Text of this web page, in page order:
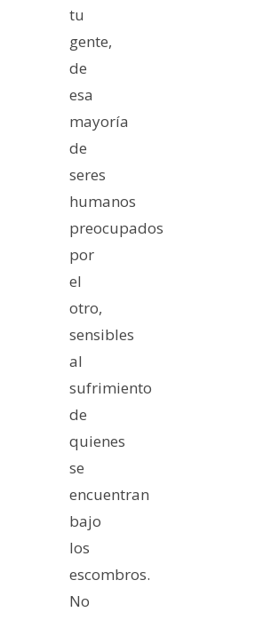
tu
gente,
de
esa
mayoría
de
seres
humanos
preocupados
por
el
otro,
sensibles
al
sufrimiento
de
quienes
se
encuentran
bajo
los
escombros.
No